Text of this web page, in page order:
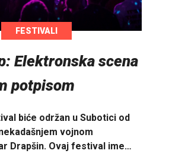
FESTIVALI
Elektronska scena
potpisom
biće održan u Subotici od
vojnom
Drapšin. Ovaj festival ime…